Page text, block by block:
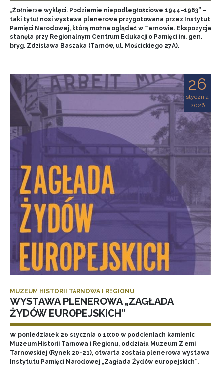
„Żołnierze wyklęci. Podziemie niepodległościowe 1944–1963” –
taki tytuł nosi wystawa plenerowa przygotowana przez Instytut
Pamięci Narodowej, którą można oglądać w Tarnowie. Ekspozycja
stanęła przy Regionalnym Centrum Edukacji o Pamięci im. gen.
bryg. Zdzisława Baszaka (Tarnów, ul. Mościckiego 27A).
26
stycznia
2026
MUZEUM HISTORII TARNOWA I REGIONU
WYSTAWA PLENEROWA „ZAGŁADA
ŻYDÓW EUROPEJSKICH”
W poniedziałek 26 stycznia o 10:00 w podcieniach kamienic
Muzeum Historii Tarnowa i Regionu, oddziału Muzeum Ziemi
Tarnowskiej (Rynek 20-21), otwarta została plenerowa wystawa
Instytutu Pamięci Narodowej „Zagłada Żydów europejskich”.